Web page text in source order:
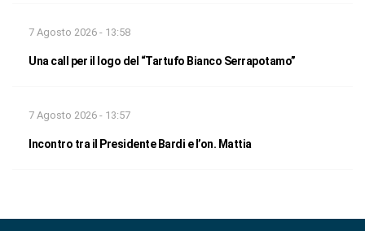
7 Agosto 2026 - 13:58
Una call per il logo del “Tartufo Bianco Serrapotamo”
7 Agosto 2026 - 13:57
Incontro tra il Presidente Bardi e l’on. Mattia